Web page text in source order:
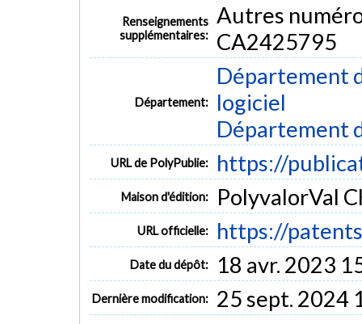
Renseignements
supplémentaires:
Autres
CA2425795
Département:
Département
logiciel
Département
URL de PolyPublie: https://
Maison d'édition: PolyvalorVal
URL officielle: https://
Date du dépôt: 18 avr. 2023
Dernière modification: 25 sept. 2024